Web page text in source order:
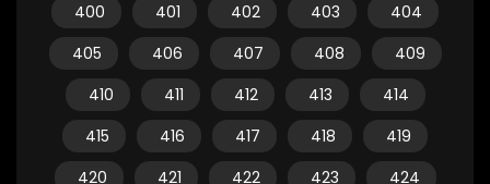
400
401 402 403
404
405
406 407 408
409
410
411 412 413
414
415
416 417 418
419
420
421 422 423 424